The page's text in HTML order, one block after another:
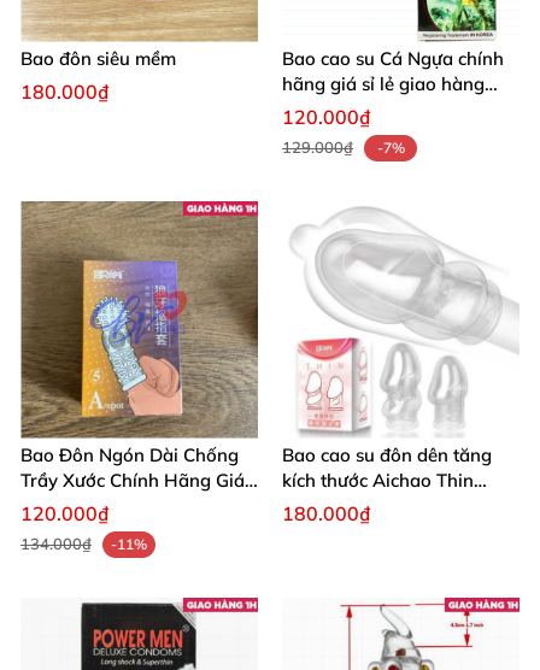
Bao đôn siêu mềm
180.000₫
Bao cao su Cá Ngựa chính
hãng giá sỉ lẻ giao hàng
toàn quốc
120.000₫
129.000₫ -7%
Bao Đôn Ngón Dài Chống
Trầy Xước Chính Hãng Giá
Tốt
120.000₫
134.000₫ -11%
Bao cao su đôn dên tăng
kích thước Aichao Thin
Hồng - Che quy đầu
180.000₫